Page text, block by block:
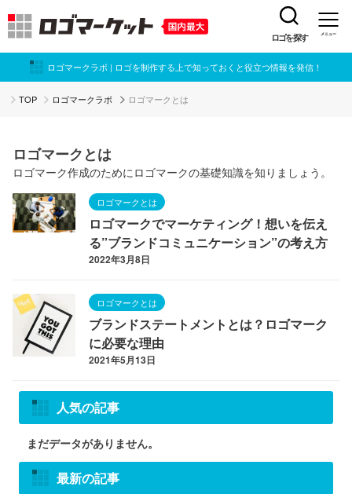
ロゴを探す メニュー
ロゴマークラボ | ロゴを制作する上で知っておくと役立つ情報を発信！
TOP ロゴマークラボ ロゴマークとは
ロゴマークとは
ロゴマーク作成のためにロゴマークの基礎知識を知りましょう。
ロゴマークとは
ロゴマークでマーケティング！想いを伝え
る”ブランドコミュニケーション”の考え方
2022年3月8日
ロゴマークとは
ブランドステートメントとは？ロゴマーク
に必要な理由
2021年5月13日
人気の記事
まだデータがありません。
最新の記事